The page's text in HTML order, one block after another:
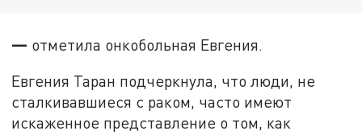
— отметила онкобольная Евгения.
Евгения Таран подчеркнула, что люди, не
сталкивавшиеся с раком, часто имеют
искаженное представление о том, как